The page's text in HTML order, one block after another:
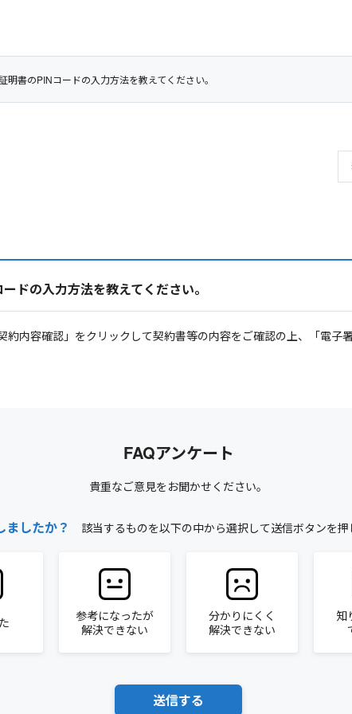
書のPINコードの入力方法を教えてください。
ドの入力方法を教えてください。
内容確認」をクリックして契約書等の内容をご確認の上、「電
FAQアンケート
貴重なご意見をお聞かせください。
ましたか？ 該当するものを以下の中から選択して送信ボタンを押
参考になったが
解決できない
分かりにくく
解決できない
知